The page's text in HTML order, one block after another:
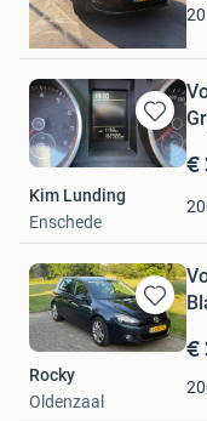
Angela
Woerden
Bewaren
in
Favorieten
€
Kim Lunding
Enschede
Bewaren
in
Favorieten
€
Rocky
Oldenzaal